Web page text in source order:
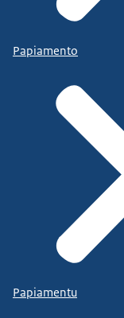
Papiamento
Papiamentu